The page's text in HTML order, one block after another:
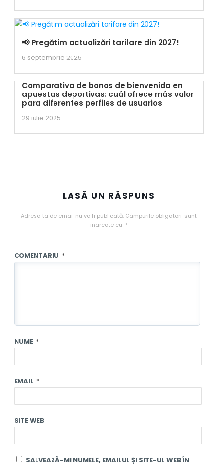
📢 Pregătim actualizări tarifare din 2027!
6 septembrie 2025
Comparativa de bonos de bienvenida en
apuestas deportivas: cuál ofrece más valor
para diferentes perfiles de usuarios
29 iulie 2025
LASĂ UN RĂSPUNS
Adresa ta de email nu va fi publicată. Câmpurile obligatorii sunt
marcate cu *
COMENTARIU *
NUME *
EMAIL *
SITE WEB
SALVEAZĂ-MI NUMELE, EMAILUL ȘI SITE-UL WEB ÎN